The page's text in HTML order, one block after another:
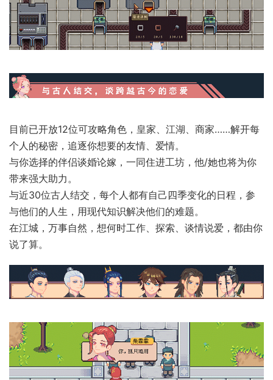
目前已开放12位可攻略角色，皇家、江湖、商家……解开每
个人的秘密，追逐你想要的友情、爱情。
与你选择的伴侣谈婚论嫁，一同住进工坊，他/她也将为你
带来强大助力。
与近30位古人结交，每个人都有自己四季变化的日程，参
与他们的人生，用现代知识解决他们的难题。
在江城，万事自然，想何时工作、探索、谈情说爱，都由你
说了算。